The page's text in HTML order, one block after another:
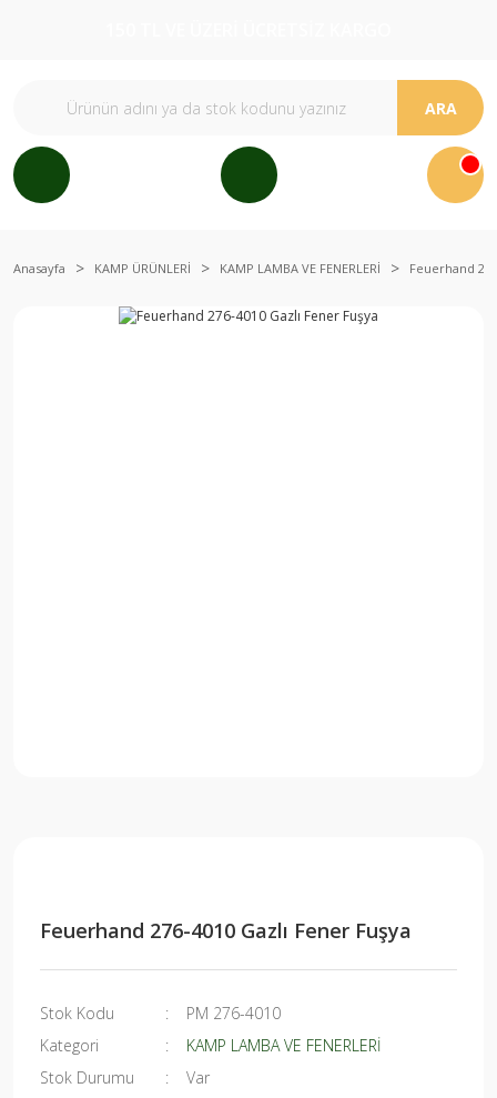
ARA
Anasayfa KAMP ÜRÜNLERİ KAMP LAMBA VE FENERLERİ Feuerhand
Feuerhand 276-4010 Gazlı Fener Fuşya
Stok Kodu
PM 276-4010
Kategori
KAMP LAMBA VE FENERLERİ
Stok Durumu
Var